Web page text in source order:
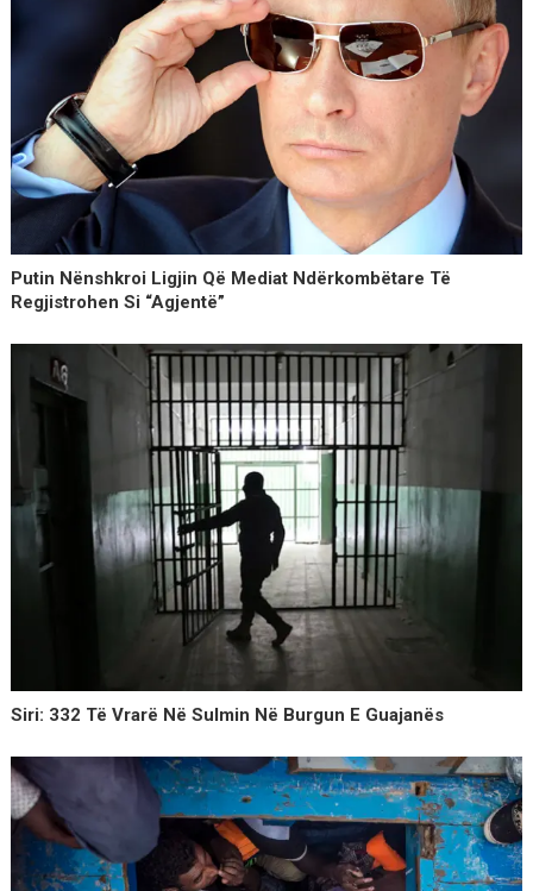
Putin Nënshkroi Ligjin Që Mediat Ndërkombëtare Të
Regjistrohen Si “agjentë”
Siri: 332 Të Vrarë Në Sulmin Në Burgun E Guajanës